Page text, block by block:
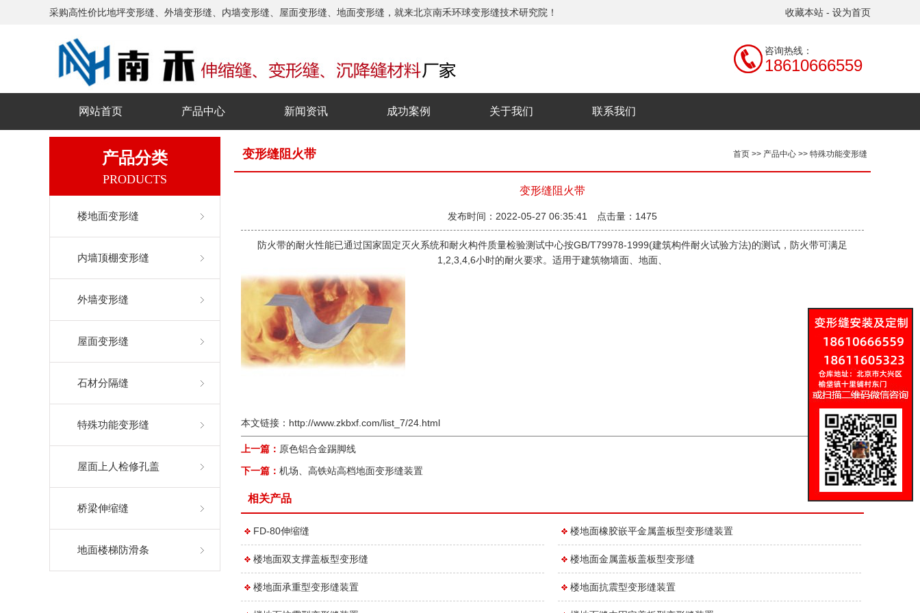
采购高性价比地坪变形缝、外墙变形缝、内墙变形缝、屋面变形缝、地面变形缝，就来北京南禾环球变形缝技术研究院！ 收藏本站 - 设为首页
咨询热线：
18610666559
网站首页 产品中心 新闻资讯 成功案例 关于我们 联系我们
产品分类
PRODUCTS
楼地面变形缝
内墙顶棚变形缝
外墙变形缝
屋面变形缝
石材分隔缝
特殊功能变形缝
屋面上人检修孔盖
桥梁伸缩缝
地面楼梯防滑条
首页 >> 产品中心 >> 特殊功能变形缝
变形缝阻火带
变形缝阻火带
发布时间：2022-05-27 06:35:41 点击量：1475
防火带的耐火性能已通过国家固定灭火系统和耐火构件质量检验测试中心按GB/T79978-1999(建筑构件耐火试验方法)的测试，防火带可满足
1,2,3,4,6小时的耐火要求。适用于建筑物墙面、地面、
本文链接： http://www.zkbxf.com/list_7/24.html
上一篇： 原色铝合金踢脚线
下一篇： 机场、高铁站高档地面变形缝装置
相关产品
FD-80伸缩缝 楼地面橡胶嵌平金属盖板型变形缝装置
楼地面双支撑盖板型变形缝 楼地面金属盖板盖板型变形缝
楼地面承重型变形缝装置 楼地面抗震型变形缝装置